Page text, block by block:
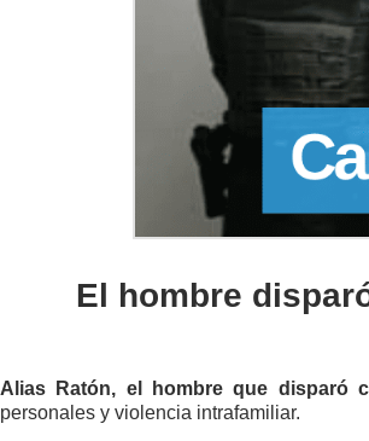
El hombre
Alias Ratón, el hombre que disparó
personales y violencia intrafamiliar.